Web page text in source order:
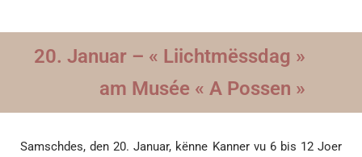
20. Januar – « Liichtmëssdag »
am Musée « A Possen »
Samschdes, den 20. Januar, kënne Kanner vu 6 bis 12 Joer